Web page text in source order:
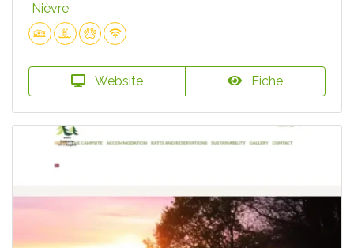
Nièvre
Website Fiche